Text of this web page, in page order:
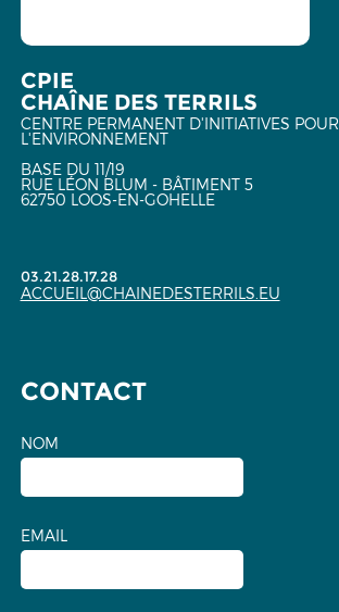
CPIE
CHAÎNE DES TERRILS
CENTRE PERMANENT D'INITIATIVES POUR
L'ENVIRONNEMENT
BASE DU 11/19
RUE LÉON BLUM - BÂTIMENT 5
62750 LOOS-EN-GOHELLE
03.21.28.17.28
ACCUEIL@CHAINEDESTERRILS.EU
CONTACT
NOM
EMAIL